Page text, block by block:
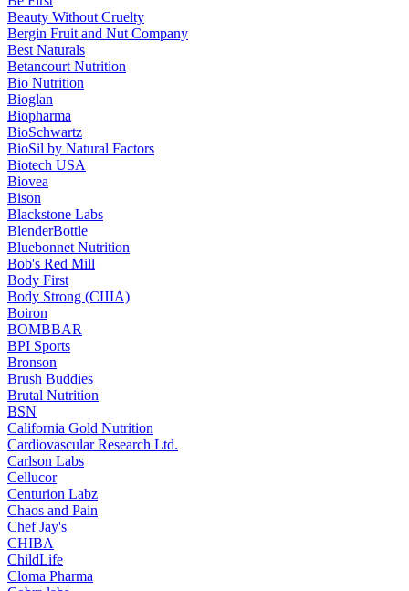
Beauty Without Cruelty
Bergin Fruit and Nut Company
Best Naturals
Betancourt Nutrition
Bio Nutrition
Bioglan
Biopharma
BioSchwartz
BioSil by Natural Factors
Biotech USA
Biovea
Bison
Blackstone Labs
BlenderBottle
Bluebonnet Nutrition
Bob's Red Mill
Body First
Body Strong (США)
Boiron
BOMBBAR
BPI Sports
Bronson
Brush Buddies
Brutal Nutrition
BSN
California Gold Nutrition
Cardiovascular Research Ltd.
Carlson Labs
Cellucor
Centurion Labz
Chaos and Pain
Chef Jay's
CHIBA
ChildLife
Cloma Pharma